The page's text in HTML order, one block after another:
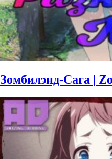
Зомбилэнд-Сага |